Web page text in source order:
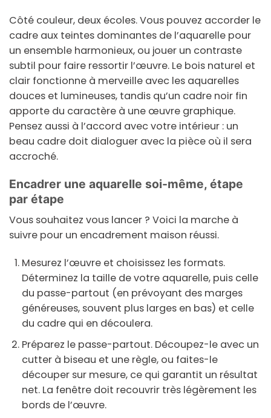
Côté couleur, deux écoles. Vous pouvez accorder le
cadre aux teintes dominantes de l’aquarelle pour
un ensemble harmonieux, ou jouer un contraste
subtil pour faire ressortir l’œuvre. Le bois naturel et
clair fonctionne à merveille avec les aquarelles
douces et lumineuses, tandis qu’un cadre noir fin
apporte du caractère à une œuvre graphique.
Pensez aussi à l’accord avec votre intérieur : un
beau cadre doit dialoguer avec la pièce où il sera
accroché.
Encadrer une aquarelle soi-même, étape
par étape
Vous souhaitez vous lancer ? Voici la marche à
suivre pour un encadrement maison réussi.
Mesurez l’œuvre et choisissez les formats.
Déterminez la taille de votre aquarelle, puis celle
du passe-partout (en prévoyant des marges
généreuses, souvent plus larges en bas) et celle
du cadre qui en découlera.
Préparez le passe-partout. Découpez-le avec un
cutter à biseau et une règle, ou faites-le
découper sur mesure, ce qui garantit un résultat
net. La fenêtre doit recouvrir très légèrement les
bords de l’œuvre.